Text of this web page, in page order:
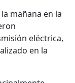
mañana en la
eléctrica,
en la